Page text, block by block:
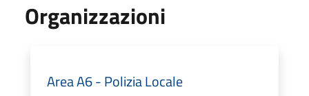
Organizzazioni
Area A6 - Polizia Locale